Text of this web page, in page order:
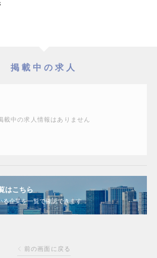
掲載中の求人
載中の求人情報はありません
はこちら
る企業を一覧で確認できます
前の画面に戻る